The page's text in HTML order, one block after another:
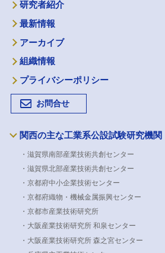
研究者紹介
最新情報
アーカイブ
組織情報
プライバシーポリシー
お問合せ
関西の主な工業系公設試験研究機関
・滋賀県南部産業技術共創センター
・滋賀県北部産業技術共創センター
・京都府中小企業技術センター
・京都府織物・機械金属振興センター
・京都市産業技術研究所
・大阪産業技術研究所 和泉センター
・大阪産業技術研究所 森之宮センター